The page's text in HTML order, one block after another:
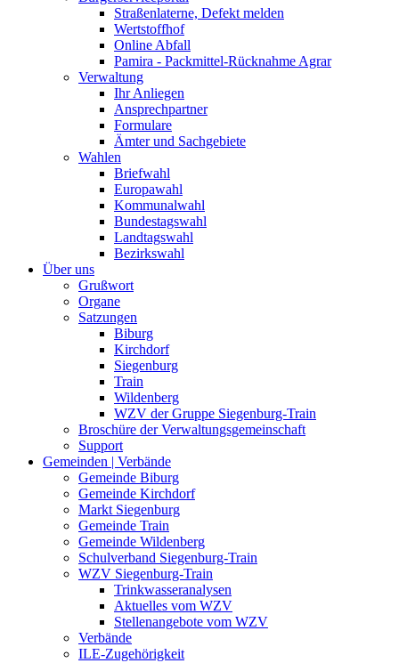
Straßenlaterne, Defekt melden
Wertstoffhof
Online Abfall
Pamira - Packmittel-Rücknahme Agrar
Verwaltung
Ihr Anliegen
Ansprechpartner
Formulare
Ämter und Sachgebiete
Wahlen
Briefwahl
Europawahl
Kommunalwahl
Bundestagswahl
Landtagswahl
Bezirkswahl
Über uns
Grußwort
Organe
Satzungen
Biburg
Kirchdorf
Siegenburg
Train
Wildenberg
WZV der Gruppe Siegenburg-Train
Broschüre der Verwaltungsgemeinschaft
Support
Gemeinden | Verbände
Gemeinde Biburg
Gemeinde Kirchdorf
Markt Siegenburg
Gemeinde Train
Gemeinde Wildenberg
Schulverband Siegenburg-Train
WZV Siegenburg-Train
Trinkwasseranalysen
Aktuelles vom WZV
Stellenangebote vom WZV
Verbände
ILE-Zugehörigkeit